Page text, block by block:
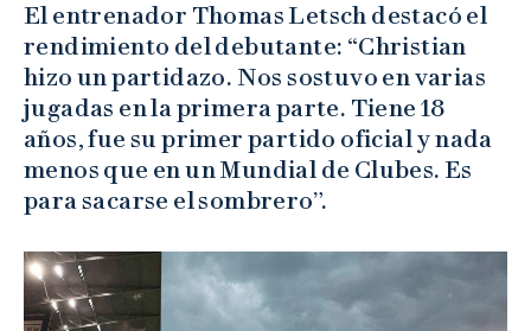
El entrenador Thomas Letsch destacó el
rendimiento del debutante: “Christian
hizo un partidazo. Nos sostuvo en varias
jugadas en la primera parte. Tiene 18
años, fue su primer partido oficial y nada
menos que en un Mundial de Clubes. Es
para sacarse el sombrero”.